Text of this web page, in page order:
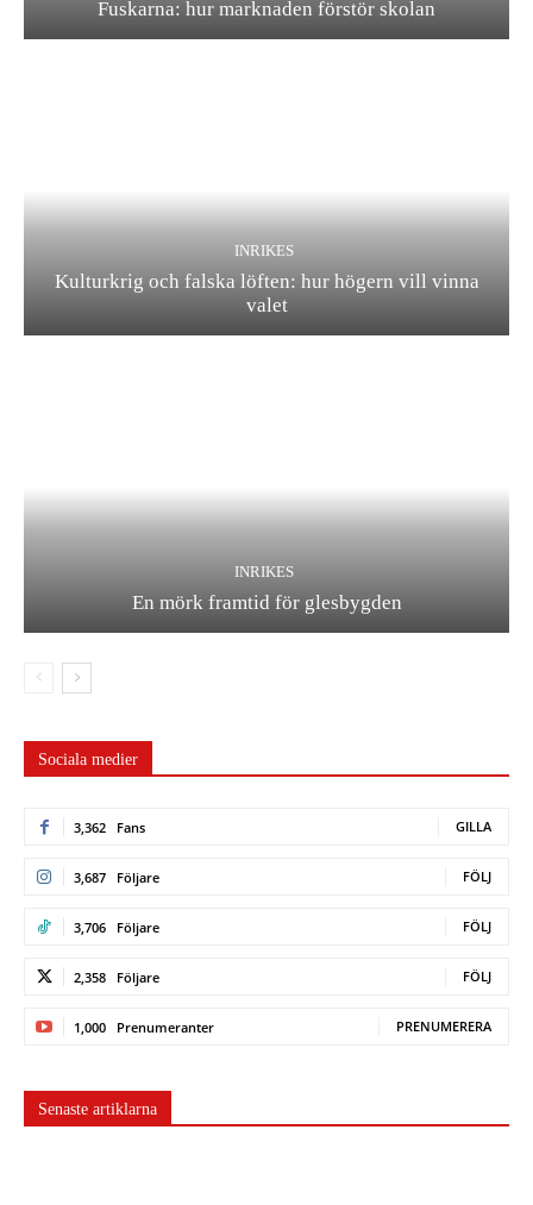
Fuskarna: hur marknaden förstör skolan
INRIKES
Kulturkrig och falska löften: hur högern vill vinna
valet
INRIKES
En mörk framtid för glesbygden
Sociala medier
3,362 Fans GILLA
3,687 Följare FÖLJ
3,706 Följare FÖLJ
2,358 Följare FÖLJ
1,000 Prenumeranter PRENUMERERA
Senaste artiklarna